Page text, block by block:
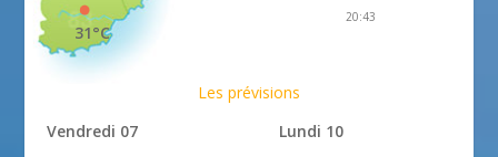
31°C
20:43
Les prévisions
Vendredi 07
Lundi 10